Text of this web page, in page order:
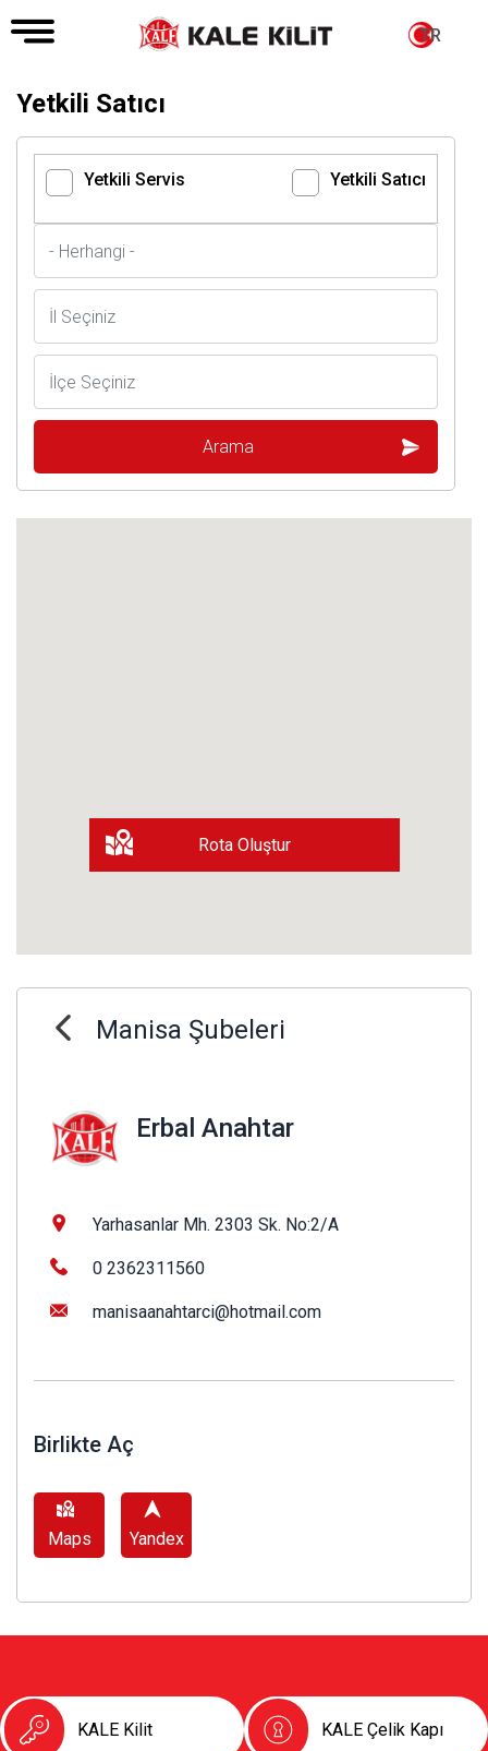
TR
Yetkili Satıcı
Yetkili Servis Yetkili Satıcı
Rota Oluştur
Manisa Şubeleri
Erbal Anahtar
Yarhasanlar Mh. 2303 Sk. No:2/A
0 2362311560
manisaanahtarci@hotmail.com
Birlikte Aç
Maps Yandex
KALE Kilit KALE Çelik Kapı